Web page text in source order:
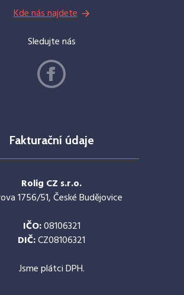
Kde nás najdete
Sledujte nás
Fakturační údaje
Rolig CZ s.r.o.
1756/51, České Budějovice
IČO:08106321
DIČ:CZ08106321
Jsme plátci DPH.